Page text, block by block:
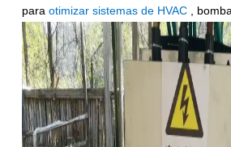
para otimizar sistemas de HVAC ,